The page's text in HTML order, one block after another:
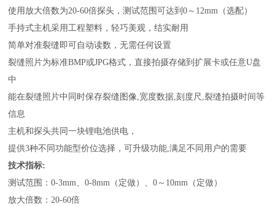
使用放大倍数为20-60倍探头，测试范围可达到0～12mm（选配）
手持式主机采用工程塑料，轻巧美观，结实耐用
简单对准裂缝即可自动读数，无需任何设置
裂缝照片为标准BMP或JPG格式，直接拍摄存储到扩展卡或任意U盘
中
能在裂缝照片中同时保存裂缝图像,宽度数据,刻度尺,裂缝拍摄时间等
信息
主机和探头共同一块锂电池供电，
提供3种不同功能型价位选择，可升级功能,满足不同用户的需要
技术指标:
测试范围：0-3mm、0-8mm（定做）、0～10mm（定做）
放大倍数：20-60倍